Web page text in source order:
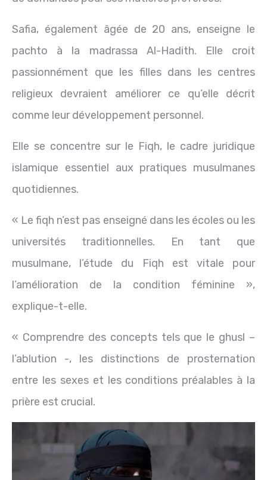
Safia, également âgée de 20 ans, enseigne le
pachto à la madrassa Al-Hadith. Elle croit
passionnément que les filles dans les centres
religieux devraient améliorer ce qu’elle décrit
comme leur développement personnel.
Elle se concentre sur le Fiqh, le cadre juridique
islamique essentiel aux pratiques musulmanes
quotidiennes.
« Le fiqh n’est pas enseigné dans les écoles ou les
universités traditionnelles. En tant que
musulmane, l’étude du Fiqh est vitale pour
l’amélioration de la condition féminine »,
explique-t-elle.
« Comprendre des concepts tels que le ghusl –
l’ablution -, les distinctions de prosternation
entre les sexes et les conditions préalables à la
prière est crucial.